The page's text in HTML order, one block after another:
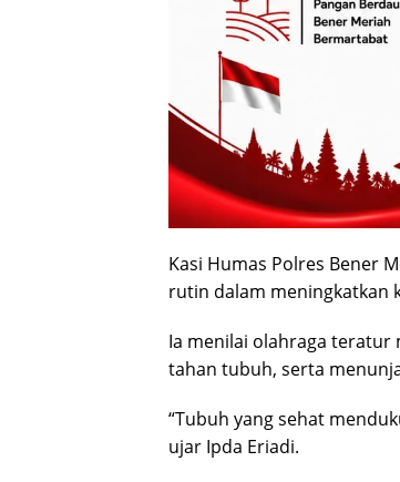
Kasi Humas Polres Bener
rutin dalam meningkatkan
Ia menilai olahraga teratur
tahan tubuh, serta
“Tubuh yang sehat
ujar Ipda Eriadi.